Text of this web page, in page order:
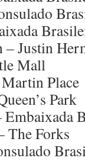
Justin
Mall
Place
Park
The Forks